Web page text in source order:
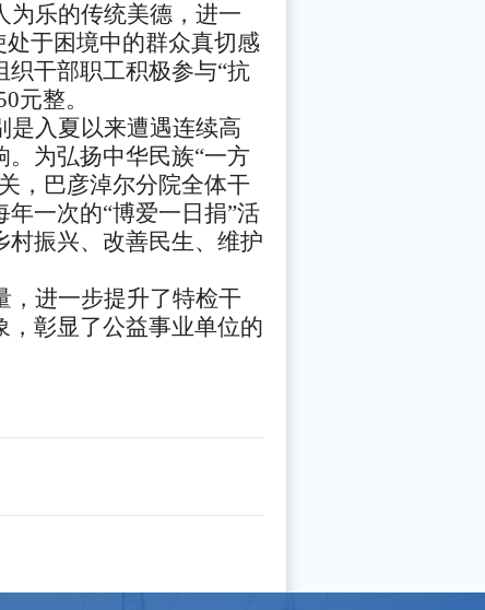
为乐的传统美德，进一
于困境中的群众真切感
干部职工积极参与“抗
元整。
是入夏以来遭遇连续高
为弘扬中华民族“一方
，巴彦淖尔分院全体干
一次的“博爱一日捐”活
振兴、改善民生、维护
，进一步提升了特检干
彰显了公益事业单位的